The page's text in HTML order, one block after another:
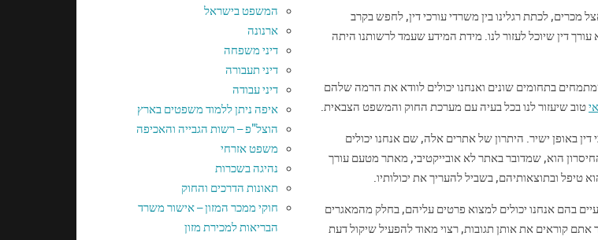
מכרים, לכתת רגלינו בין משרדי עורכי דין, לחפש בקרב
דין שיוכל לעזור לנו. מידת המידע שעמד לרשותנו היתה
בתחומים שונים ואנחנו יכולים לוודא את הרמה שלהם
טוב שיעזור לנו בכל בעיה עם מערכת החוק והמשפט הצבאית.
באופן ישיר. היתרון של אתרים אלה, שם אנחנו יכולים
הוא, שמדובר באתר לא אובייקטיבי, מאתר מטעם עורך
טיפל ובתוצאותיהם, בשביל להעריך את יכולותיו.
בהם אנחנו יכולים למצוא פרטים עליהם, בחלק מהמאגרים
קוראים את אותן תגובות, רצוי מאוד להפעיל שיקול דעת
המשפט בישראל
ארנונה
דיני משפחה
דיני תעבורה
דיני עבודה
איפה ניתן ללמוד משפטים בארץ
הוצל"פ – רשות הגבייה והאכיפה
משפט אזרחי
נהיגה בשכרות
תאונות הדרכים והחוק
חוקי ממכר המזון – אישור משרד
הבריאות למכירת מזון